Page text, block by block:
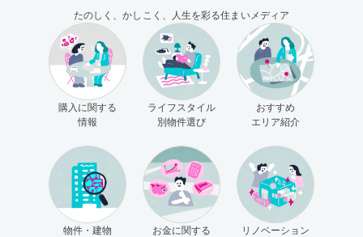
たのしく、かしこく、人生を彩る住まいメディア
購入に関する
情報
ライフスタイル
別物件選び
おすすめ
エリア紹介
物件・建物
お金に関する
リノベーション